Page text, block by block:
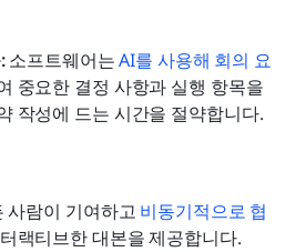
소프트웨어는 AI를 사용해 회의 요
중요한 결정 사항과 실행 항목을
작성에 드는 시간을 절약합니다.
사람이 기여하고 비동기적으로 협
랙티브한 대본을 제공합니다.